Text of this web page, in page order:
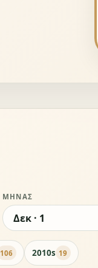
ΜΉΝΑΣ
106 2010s 19